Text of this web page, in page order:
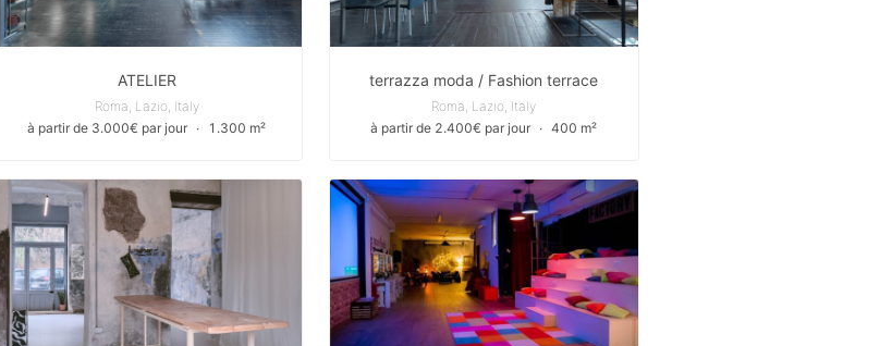
ATELIER
Roma, Lazio, Italy
à partir de 3.000€ par jour ∙ 1.300 m²
terrazza moda / Fashion terrace
Roma, Lazio, Italy
à partir de 2.400€ par jour ∙ 400 m²